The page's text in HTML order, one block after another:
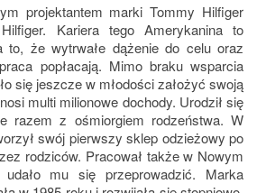
projektantem marki Tommy Hilfiger
Kariera tego Amerykanina to
to, że wytrwałe dążenie do celu oraz
popłacają. Mimo braku wsparcia
się jeszcze w młodości założyć swoją
multi milionowe dochody. Urodził się
razem z ośmiorgiem rodzeństwa. W
swój pierwszy sklep odzieżowy po
rodziców. Pracował także w Nowym
mu się przeprowadzić. Marka